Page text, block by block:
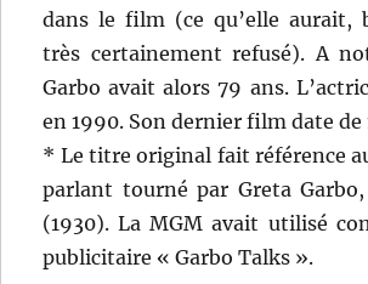
dans le film (ce qu’elle aurait,
très certainement refusé). A
Garbo avait alors 79 ans.
en 1990. Son dernier film date de
* Le titre original fait référence
parlant tourné par Greta
(1930). La MGM avait utilisé
publicitaire « Garbo Talks ».